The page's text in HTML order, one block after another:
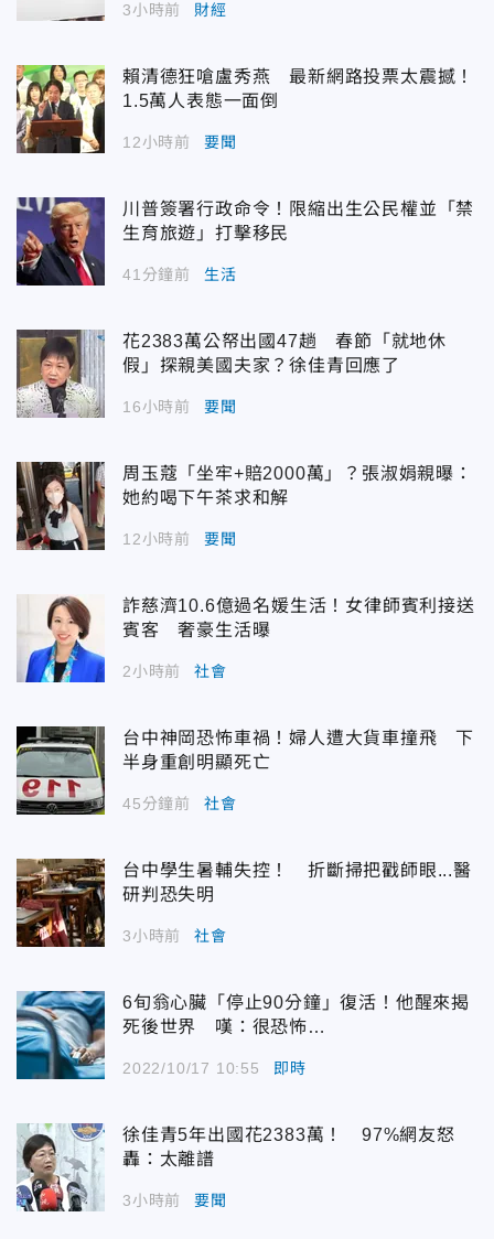
3小時前 財經
賴清德狂嗆盧秀燕 最新網路投票太震撼！
1.5萬人表態一面倒
12小時前 要聞
川普簽署行政命令！限縮出生公民權並「禁
生育旅遊」打擊移民
41分鐘前 生活
花2383萬公帑出國47趟 春節「就地休
假」探親美國夫家？徐佳青回應了
16小時前 要聞
周玉蔻「坐牢+賠2000萬」？張淑娟親曝：
她約喝下午茶求和解
12小時前 要聞
詐慈濟10.6億過名媛生活！女律師賓利接送
賓客 奢豪生活曝
2小時前 社會
台中神岡恐怖車禍！婦人遭大貨車撞飛 下
半身重創明顯死亡
45分鐘前 社會
台中學生暑輔失控！ 折斷掃把戳師眼...醫
研判恐失明
3小時前 社會
6旬翁心臟「停止90分鐘」復活！他醒來揭
死後世界 嘆：很恐怖…
2022/10/17 10:55 即時
徐佳青5年出國花2383萬！ 97%網友怒
轟：太離譜
3小時前 要聞